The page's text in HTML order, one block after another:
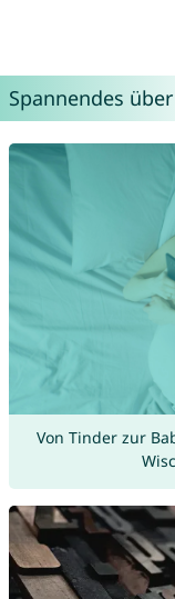
Spannendes
Von Tinder zur